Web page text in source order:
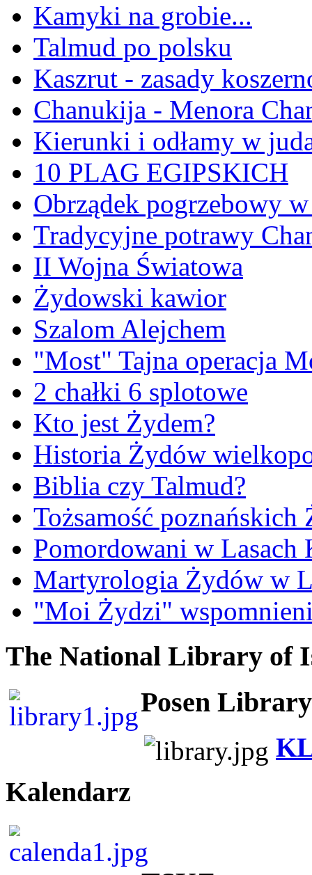
Kamyki na grobie...
Talmud po polsku
Kaszrut - zasady
Chanukija - Menora
Kierunki i odłamy w
10 PLAG EGIPSKICH
Obrządek pogrzebowy
Tradycyjne potrawy
II Wojna Światowa
Żydowski kawior
Szalom Alejchem
"Most" Tajna operacja
2 chałki 6 splotowe
Kto jest Żydem?
Historia Żydów
Biblia czy Talmud?
Tożsamość poznańskich
Pomordowani w Lasach
Martyrologia Żydów w
"Moi Żydzi"
The National Library of
Posen Library
Kalendarz